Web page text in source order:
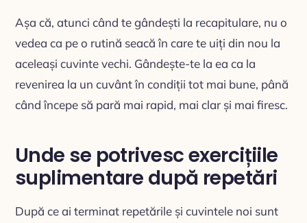
Așa că, atunci când te gândești la recapitulare, nu o
vedea ca pe o rutină seacă în care te uiți din nou la
aceleași cuvinte vechi. Gândește-te la ea ca la
revenirea la un cuvânt în condiții tot mai bune, până
când începe să pară mai rapid, mai clar și mai firesc.
Unde se potrivesc exercițiile
suplimentare după repetări
După ce ai terminat repetările și cuvintele noi sunt